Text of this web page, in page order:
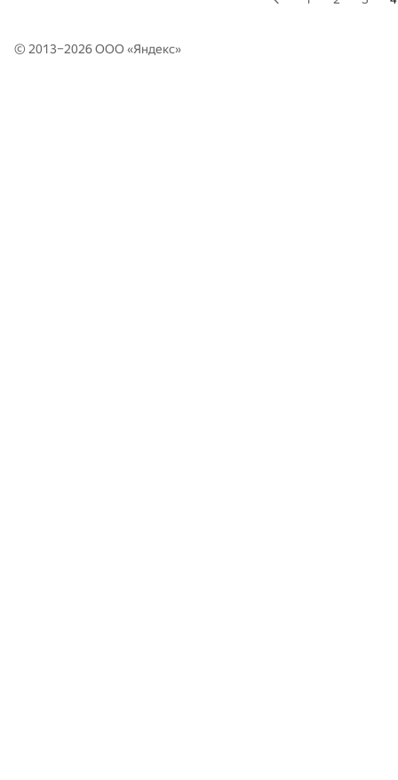
© 2013–2026 ООО «Яндекс»